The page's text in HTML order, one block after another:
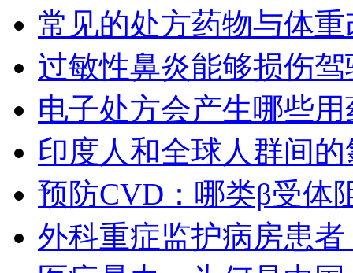
常见的处方药物与体
过敏性鼻炎能够损伤
电子处方会产生哪些
印度人和全球人群间
预防CVD：哪类β受体
外科重症监护病房患